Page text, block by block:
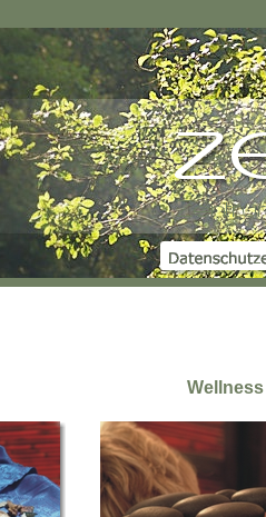
Wellness